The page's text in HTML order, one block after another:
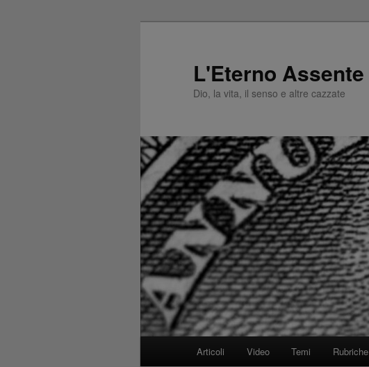
L'Eterno Assente
Dio, la vita, il senso e altre cazzate
Vai
Articoli Video Temi Rubriche